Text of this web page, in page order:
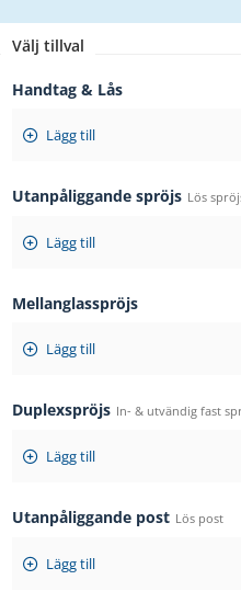
Välj tillval
Handtag & Lås
Lägg till
Utanpåliggande spröjs Lös
Lägg till
Mellanglasspröjs
Lägg till
Duplexspröjs In- & utvändig fast
Lägg till
Utanpåliggande post Lös post
Lägg till